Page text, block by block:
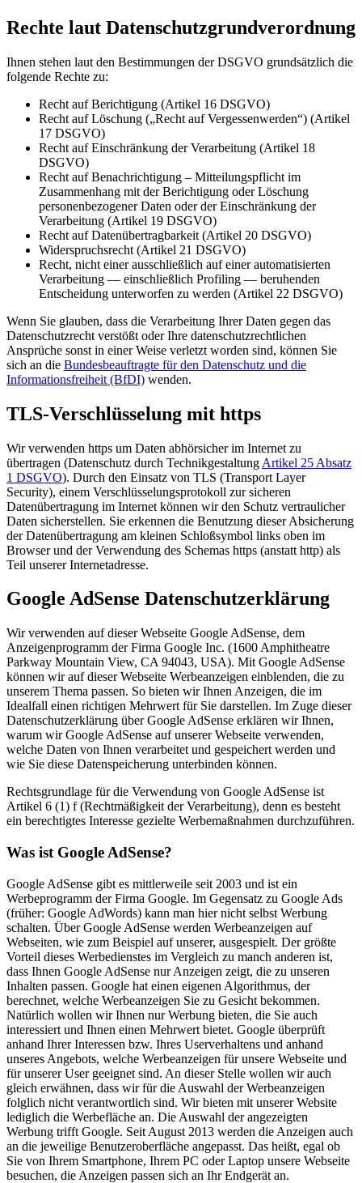
Rechte laut Datenschutzgrundverordnung
Ihnen stehen laut den Bestimmungen der DSGVO grundsätzlich die
folgende Rechte zu:
Recht auf Berichtigung (Artikel 16 DSGVO)
Recht auf Löschung („Recht auf Vergessenwerden“) (Artikel
17 DSGVO)
Recht auf Einschränkung der Verarbeitung (Artikel 18
DSGVO)
Recht auf Benachrichtigung – Mitteilungspflicht im
Zusammenhang mit der Berichtigung oder Löschung
personenbezogener Daten oder der Einschränkung der
Verarbeitung (Artikel 19 DSGVO)
Recht auf Datenübertragbarkeit (Artikel 20 DSGVO)
Widerspruchsrecht (Artikel 21 DSGVO)
Recht, nicht einer ausschließlich auf einer automatisierten
Verarbeitung — einschließlich Profiling — beruhenden
Entscheidung unterworfen zu werden (Artikel 22 DSGVO)
Wenn Sie glauben, dass die Verarbeitung Ihrer Daten gegen das
Datenschutzrecht verstößt oder Ihre datenschutzrechtlichen
Ansprüche sonst in einer Weise verletzt worden sind, können Sie
sich an die Bundesbeauftragte für den Datenschutz und die
Informationsfreiheit (BfDI) wenden.
TLS-Verschlüsselung mit https
Wir verwenden https um Daten abhörsicher im Internet zu
übertragen (Datenschutz durch Technikgestaltung Artikel 25 Absatz
1 DSGVO). Durch den Einsatz von TLS (Transport Layer
Security), einem Verschlüsselungsprotokoll zur sicheren
Datenübertragung im Internet können wir den Schutz vertraulicher
Daten sicherstellen. Sie erkennen die Benutzung dieser Absicherung
der Datenübertragung am kleinen Schloßsymbol links oben im
Browser und der Verwendung des Schemas https (anstatt http) als
Teil unserer Internetadresse.
Google AdSense Datenschutzerklärung
Wir verwenden auf dieser Webseite Google AdSense, dem
Anzeigenprogramm der Firma Google Inc. (1600 Amphitheatre
Parkway Mountain View, CA 94043, USA). Mit Google AdSense
können wir auf dieser Webseite Werbeanzeigen einblenden, die zu
unserem Thema passen. So bieten wir Ihnen Anzeigen, die im
Idealfall einen richtigen Mehrwert für Sie darstellen. Im Zuge dieser
Datenschutzerklärung über Google AdSense erklären wir Ihnen,
warum wir Google AdSense auf unserer Webseite verwenden,
welche Daten von Ihnen verarbeitet und gespeichert werden und
wie Sie diese Datenspeicherung unterbinden können.
Rechtsgrundlage für die Verwendung von Google AdSense ist
Artikel 6 (1) f (Rechtmäßigkeit der Verarbeitung), denn es besteht
ein berechtigtes Interesse gezielte Werbemaßnahmen durchzuführen.
Was ist Google AdSense?
Google AdSense gibt es mittlerweile seit 2003 und ist ein
Werbeprogramm der Firma Google. Im Gegensatz zu Google Ads
(früher: Google AdWords) kann man hier nicht selbst Werbung
schalten. Über Google AdSense werden Werbeanzeigen auf
Webseiten, wie zum Beispiel auf unserer, ausgespielt. Der größte
Vorteil dieses Werbedienstes im Vergleich zu manch anderen ist,
dass Ihnen Google AdSense nur Anzeigen zeigt, die zu unseren
Inhalten passen. Google hat einen eigenen Algorithmus, der
berechnet, welche Werbeanzeigen Sie zu Gesicht bekommen.
Natürlich wollen wir Ihnen nur Werbung bieten, die Sie auch
interessiert und Ihnen einen Mehrwert bietet. Google überprüft
anhand Ihrer Interessen bzw. Ihres Userverhaltens und anhand
unseres Angebots, welche Werbeanzeigen für unsere Webseite und
für unserer User geeignet sind. An dieser Stelle wollen wir auch
gleich erwähnen, dass wir für die Auswahl der Werbeanzeigen
folglich nicht verantwortlich sind. Wir bieten mit unserer Website
lediglich die Werbefläche an. Die Auswahl der angezeigten
Werbung trifft Google. Seit August 2013 werden die Anzeigen auch
an die jeweilige Benutzeroberfläche angepasst. Das heißt, egal ob
Sie von Ihrem Smartphone, Ihrem PC oder Laptop unsere Webseite
besuchen, die Anzeigen passen sich an Ihr Endgerät an.